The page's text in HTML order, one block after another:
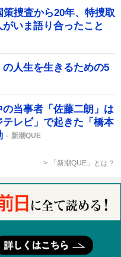
捜査から20年、特捜取
いま語り合ったこと
人生を生きるための5
の当事者「佐藤二朗」は
レビ」で起きた「橋本
新潮QUE
「新潮QUE」とは？